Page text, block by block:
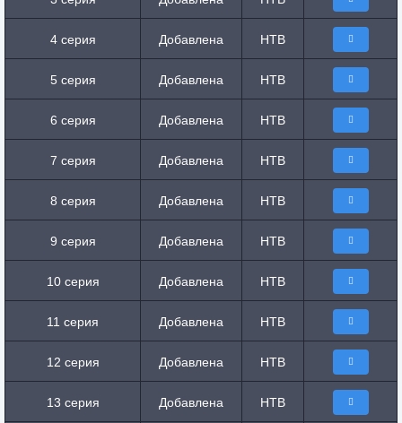
4 серия Добавлена НТВ
5 серия Добавлена НТВ
6 серия Добавлена НТВ
7 серия Добавлена НТВ
8 серия Добавлена НТВ
9 серия Добавлена НТВ
10 серия Добавлена НТВ
11 серия Добавлена НТВ
12 серия Добавлена НТВ
13 серия Добавлена НТВ